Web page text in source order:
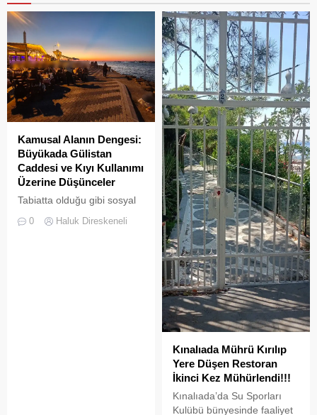
Kamusal Alanın Dengesi:
Büyükada Gülistan
Caddesi ve Kıyı Kullanımı
Üzerine Düşünceler
Tabiatta olduğu gibi sosyal
hayatta da boşluklar uzun
süre karşılıksız kalmaz;
0 Haluk Direskeneli
Kınalıada Mührü Kırılıp
Yere Düşen Restoran
İkinci Kez Mühürlendi!!!
Kınalıada’da Su Sporları
Kulübü bünyesinde faaliyet